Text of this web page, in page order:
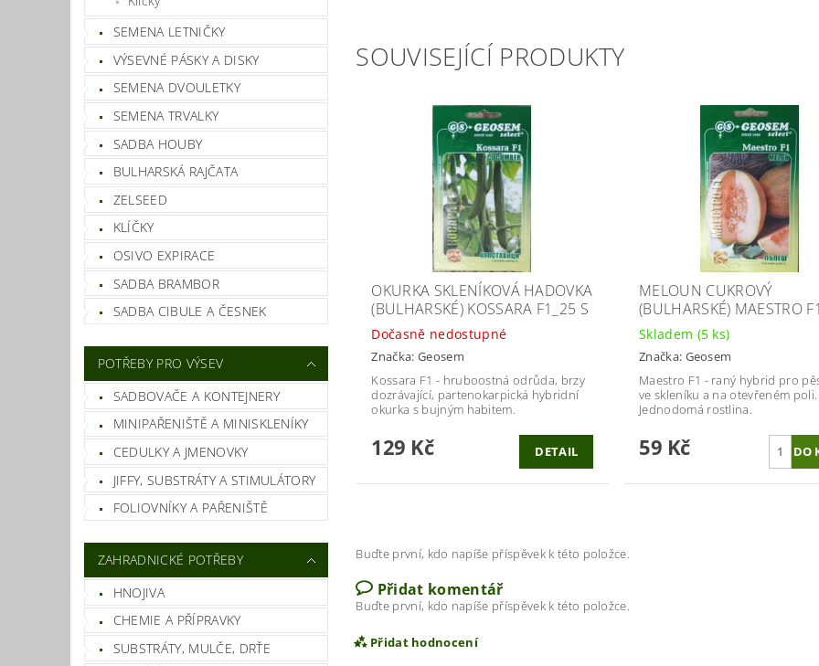
SEMENA LETNIČKY
VÝSEVNÉ PÁSKY A DISKY
SEMENA DVOULETKY
SEMENA TRVALKY
SADBA HOUBY
BULHARSKÁ RAJČATA
ZELSEED
KLÍČKY
OSIVO EXPIRACE
SADBA BRAMBOR
SADBA CIBULE A ČESNEK
POTŘEBY PRO VÝSEV
SADBOVAČE A KONTEJNERY
MINIPAŘENIŠTĚ A MINISKLENÍKY
CEDULKY A JMENOVKY
JIFFY, SUBSTRÁTY A STIMULÁTORY
FOLIOVNÍKY A PAŘENIŠTĚ
ZAHRADNICKÉ POTŘEBY
HNOJIVA
CHEMIE A PŘÍPRAVKY
SUBSTRÁTY, MULČE, DRŤE
SOUVISEJÍCÍ PRODUKTY
OKURKA SKLENÍKOVÁ HADOVKA
(BULHARSKÉ) KOSSARA F1_25 S
Dočasně nedostupné
Značka: Geosem
Kossara F1 - hruboostná odrůda, brzy
dozrávající, partenokarpická hybridní
okurka s bujným habitem.
129 Kč DETAIL
MELOUN CUKROVÝ
(BULHARSKÉ) MAESTRO
Skladem (5 ks)
Značka: Geosem
Maestro F1 - raný hybrid pro
ve skleníku a na otevřeném poli.
Jednodomá rostlina.
59 Kč
Buďte první, kdo napíše příspěvek k této položce.
Přidat komentář
Buďte první, kdo napíše příspěvek k této položce.
Přidat hodnocení